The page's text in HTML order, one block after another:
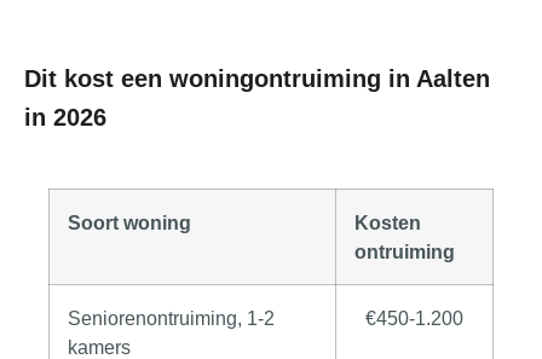
Dit kost een woningontruiming in Aalten
in 2026
Soort woning
Kosten
ontruiming
Seniorenontruiming, 1-2
kamers
€450-1.200